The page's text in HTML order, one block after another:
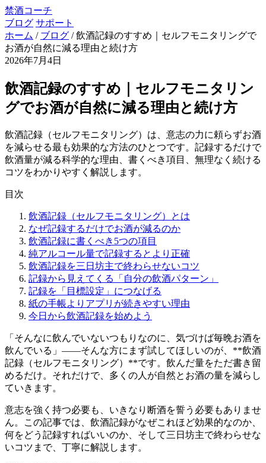
禁酒コーチ
ブログ サポート
ホーム / ブログ / 飲酒記録のすすめ｜セルフモニタリングで
お酒が自然に減る理由と続け方
2026年7月4日
飲酒記録のすすめ｜セルフモニタリン
グでお酒が自然に減る理由と続け方
飲酒記録（セルフモニタリング）は、意志の力に頼らずお酒
を減らせる最も効果的な方法のひとつです。記録するだけで
飲酒量が減る科学的な理由、書くべき項目、無理なく続ける
コツをわかりやすく解説します。
目次
飲酒記録（セルフモニタリング）とは
なぜ記録するだけでお酒が減るのか
飲酒記録に書くべき5つの項目
純アルコール量で記録するとより正確
飲酒記録を三日坊主で終わらせないコツ
記録から見えてくる「自分の飲酒パターン」
記録を「目標設定」につなげる
紙の手帳よりアプリが続きやすい理由
今日から飲酒記録を始めよう
「そんなに飲んでいないつもりなのに、気づけば毎晩お酒を
飲んでいる」——そんな方にまず試してほしいのが、**飲酒
記録（セルフモニタリング）**です。飲んだ量をただ書き留
めるだけ。それだけで、多くの人が自然とお酒の量を減らし
ていきます。
意志を強く持つ必要も、いきなり断酒を誓う必要もありませ
ん。この記事では、飲酒記録がなぜこれほど効果的なのか、
何をどう記録すればいいのか、そして三日坊主で終わらせな
いコツまで、丁寧に解説します。